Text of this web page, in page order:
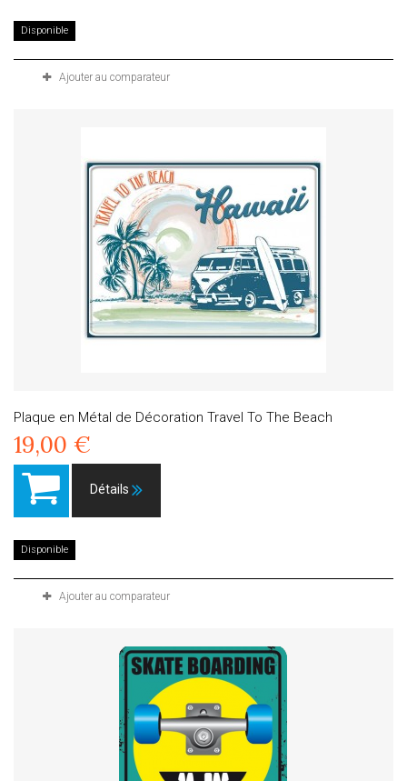
Disponible
Ajouter au comparateur
Plaque en Métal de Décoration Travel To The Beach
19,00 €
Détails
Disponible
Ajouter au comparateur